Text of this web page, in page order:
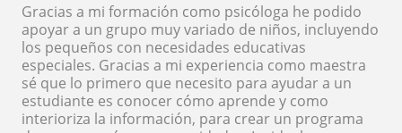
Gracias a mi formación como psicóloga he podido
apoyar a un grupo muy variado de niños, incluyendo
los pequeños con necesidades educativas
especiales. Gracias a mi experiencia como maestra
sé que lo primero que necesito para ayudar a un
estudiante es conocer cómo aprende y como
interioriza la información, para crear un programa